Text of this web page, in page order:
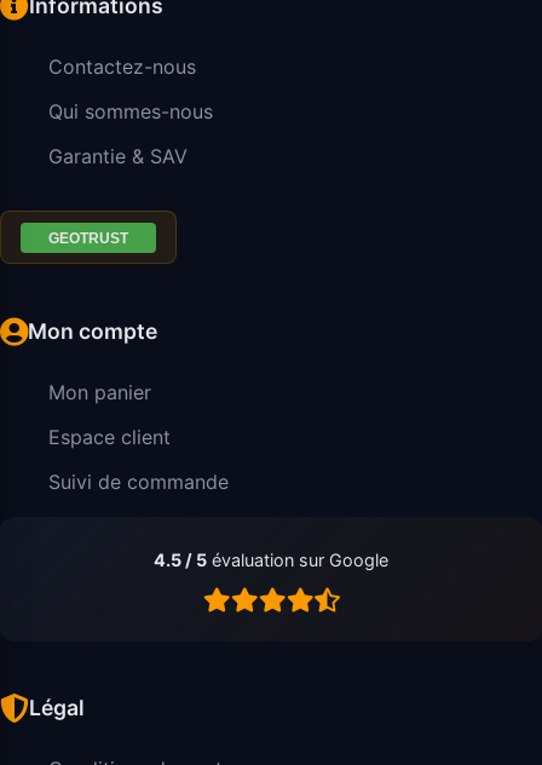
Informations
Contactez-nous
Qui sommes-nous
Garantie & SAV
Mon compte
Mon panier
Espace client
Suivi de commande
4.5 / 5 évaluation sur Google
Légal